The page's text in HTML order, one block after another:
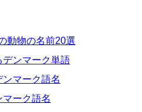
動物の名前20選
デンマーク単語
ンマーク語名
マーク語名